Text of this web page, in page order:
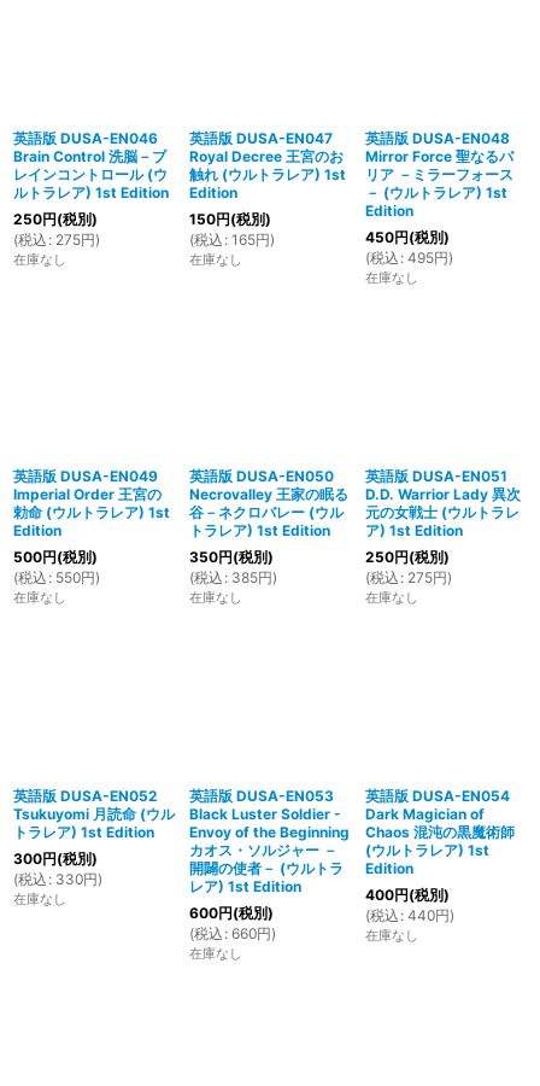
英語版 DUSA-EN046
Brain Control 洗脳－ブ
レインコントロール (ウ
ルトラレア) 1st Edition
250円(税別)
(税込 : 275円)
在庫なし
英語版 DUSA-EN047
Royal Decree 王宮のお
触れ (ウルトラレア) 1st
Edition
150円(税別)
(税込 : 165円)
在庫なし
英語版 DUSA-EN048
Mirror Force 聖なるバ
リア －ミラーフォース
－ (ウルトラレア) 1st
Edition
450円(税別)
(税込 : 495円)
在庫なし
英語版 DUSA-EN049
Imperial Order 王宮の
勅命 (ウルトラレア) 1st
Edition
500円(税別)
(税込 : 550円)
在庫なし
英語版 DUSA-EN050
Necrovalley 王家の眠る
谷－ネクロバレー (ウル
トラレア) 1st Edition
350円(税別)
(税込 : 385円)
在庫なし
英語版 DUSA-EN051
D.D. Warrior Lady 異次
元の女戦士 (ウルトラレ
ア) 1st Edition
250円(税別)
(税込 : 275円)
在庫なし
英語版 DUSA-EN052
Tsukuyomi 月読命 (ウル
トラレア) 1st Edition
300円(税別)
(税込 : 330円)
在庫なし
英語版 DUSA-EN053
Black Luster Soldier -
Envoy of the Beginning
カオス・ソルジャー －
開闢の使者－ (ウルトラ
レア) 1st Edition
600円(税別)
(税込 : 660円)
在庫なし
英語版 DUSA-EN054
Dark Magician of
Chaos 混沌の黒魔術師
(ウルトラレア) 1st
Edition
400円(税別)
(税込 : 440円)
在庫なし